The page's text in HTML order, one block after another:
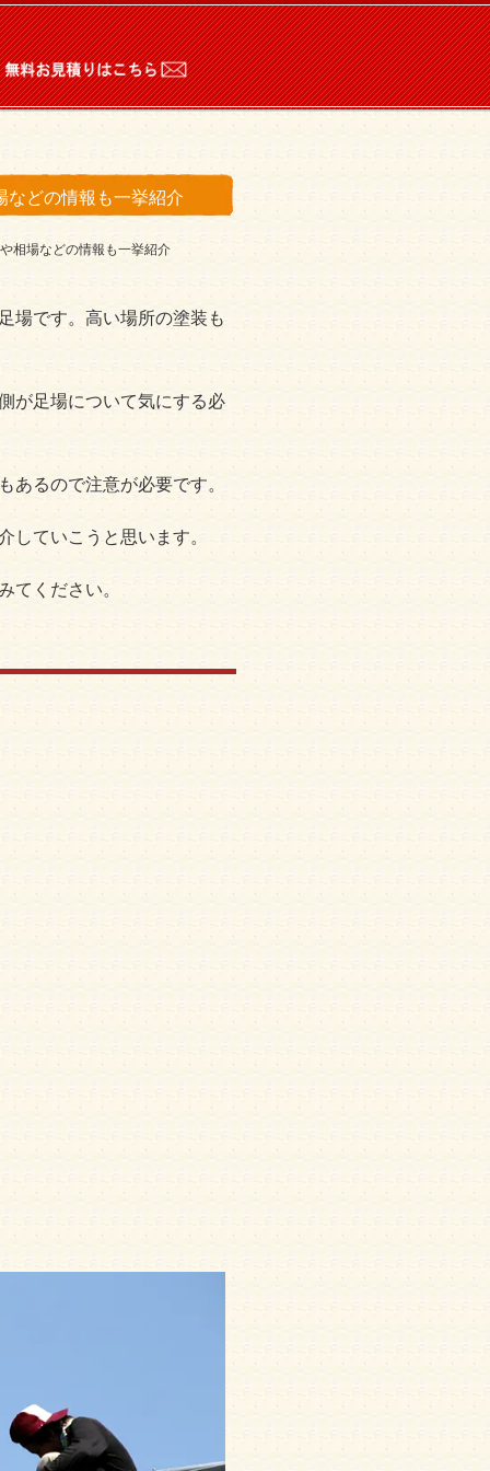
などの情報も一挙紹介
相場などの情報も一挙紹介
場です。高い場所の塗装も
が足場について気にする必
あるので注意が必要です。
していこうと思います。
てください。